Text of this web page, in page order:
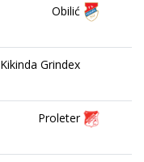
Obilić
Kikinda Grindex
Proleter